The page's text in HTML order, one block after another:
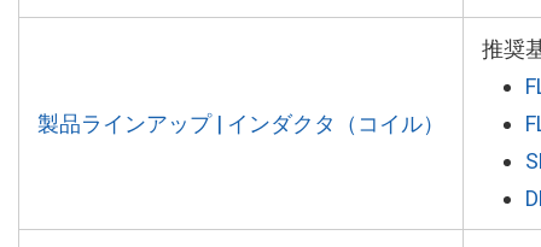
製品ラインアップ | インダクタ（コイル）
推奨